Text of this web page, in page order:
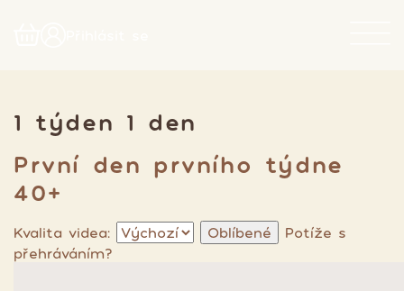
1 týden 1 den
První den prvního týdne
40+
Kvalita videa: Oblíbené
Potíže s
přehráváním?